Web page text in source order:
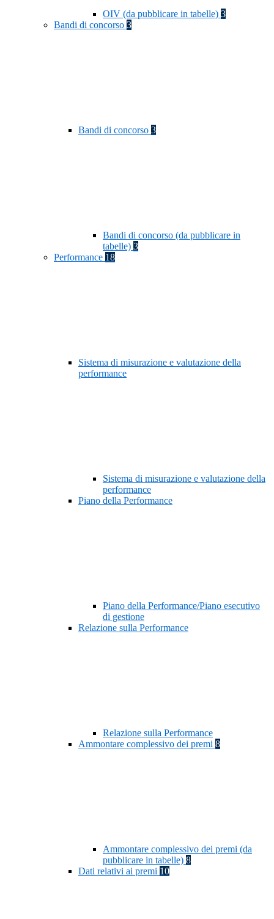
OIV (da pubblicare in tabelle) 3
Bandi di concorso 3
Bandi di concorso 3
Bandi di concorso (da pubblicare in
tabelle) 3
Performance 18
Sistema di misurazione e valutazione della
performance
Sistema di misurazione e valutazione della
performance
Piano della Performance
Piano della Performance/Piano esecutivo
di gestione
Relazione sulla Performance
Relazione sulla Performance
Ammontare complessivo dei premi 8
Ammontare complessivo dei premi (da
pubblicare in tabelle) 8
Dati relativi ai premi 10